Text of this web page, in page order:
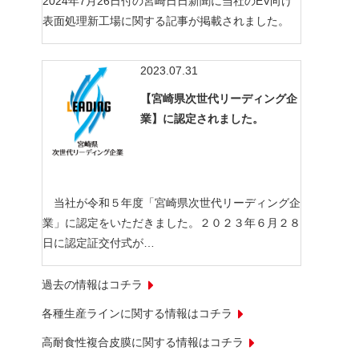
表面処理新工場に関する記事が掲載されました。
2023.07.31
【宮崎県次世代リーディング企
業】に認定されました。
当社が令和５年度「宮崎県次世代リーディング企
業」に認定をいただきました。２０２３年６月２８
日に認定証交付式が…
過去の情報はコチラ
各種生産ラインに関する情報はコチラ
高耐食性複合皮膜に関する情報はコチラ